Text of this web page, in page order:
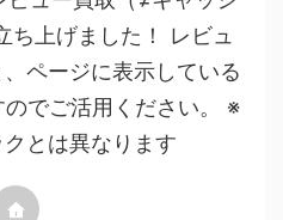
ち上げました！ レビュ
ページに表示している
でご活用ください。 ※
とは異なります